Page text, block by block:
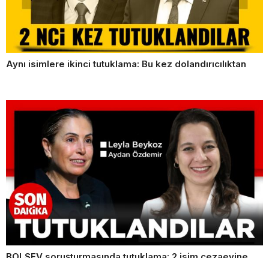
Aynı isimlere ikinci tutuklama: Bu kez dolandırıcılıktan